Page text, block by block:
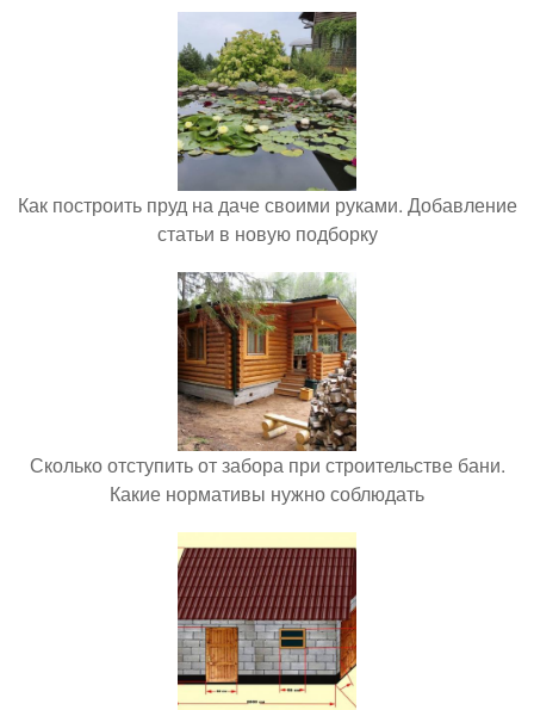
Как построить пруд на даче своими руками. Добавление
статьи в новую подборку
Сколько отступить от забора при строительстве бани.
Какие нормативы нужно соблюдать